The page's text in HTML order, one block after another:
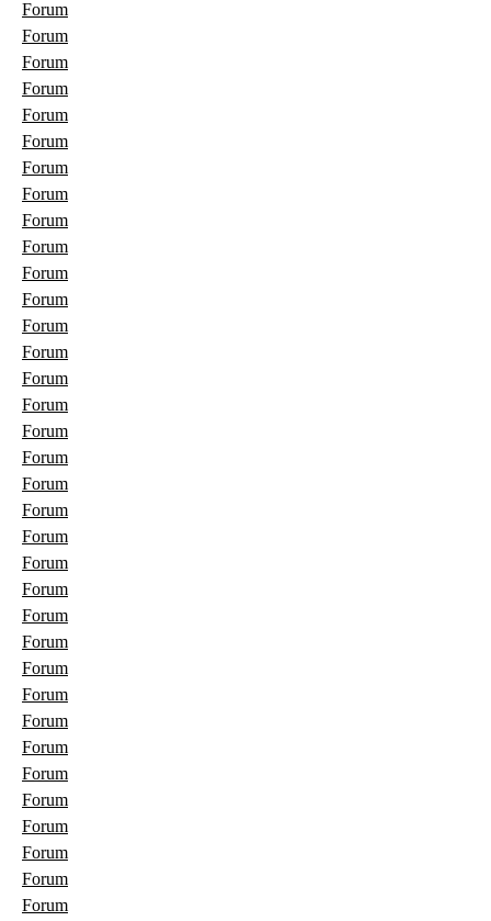
Forum
Forum
Forum
Forum
Forum
Forum
Forum
Forum
Forum
Forum
Forum
Forum
Forum
Forum
Forum
Forum
Forum
Forum
Forum
Forum
Forum
Forum
Forum
Forum
Forum
Forum
Forum
Forum
Forum
Forum
Forum
Forum
Forum
Forum
Forum